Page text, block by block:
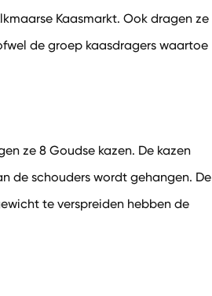
Kaasmarkt. Ook dragen ze
de groep kaasdragers waartoe
ze 8 Goudse kazen. De kazen
de schouders wordt gehangen. De
te verspreiden hebben de